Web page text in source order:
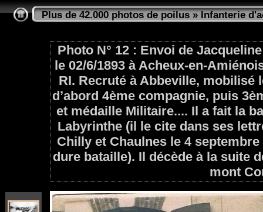
Plus de 42.000 photos de poilus»Infanterie
Photo N° 12 : Envoi de
le 02/6/1893 à Acheux-en-
RI. Recruté à Abbeville, mobilisé
d’abord 4ème compagnie, puis
et médaille Militaire.... Il a fait la
Labyrinthe (il le cite dans ses
Chilly et Chaulnes le 4
dure bataille). Il décède à la suite
mont